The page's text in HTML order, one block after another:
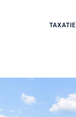
TAXATIE